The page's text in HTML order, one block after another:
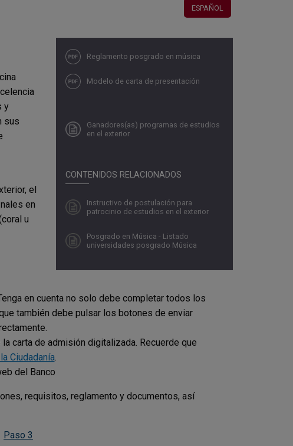
ESPAÑOL
Reglamento posgrado en música
Modelo de carta de presentación
Ganadores(as) programas de estudios
en el exterior
CONTENIDOS RELACIONADOS
Instructivo de postulación para
patrocinio de estudios en el exterior
Posgrado en Música - Listado
universidades posgrado Música
y
sus
el
en
u
en cuenta no solo debe completar todos los
también debe pulsar los botones de enviar
carta de admisión digitalizada. Recuerde que
Ciudadanía.
del Banco
requisitos, reglamento y documentos, así
Paso 3